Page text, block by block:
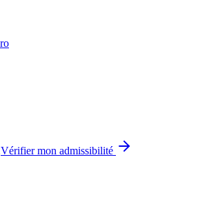
Vérifier mon admissibilité